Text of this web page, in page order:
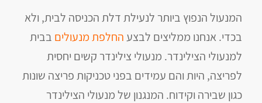
המנעול הנפוץ ביותר לנעילת דלת הכניסה לבית, ולא
בכדי. אנחנו ממליצים לבצעהחלפת מנעולים בבית
למנעולי הצילינדר. מנעולי צילינדר קשים יחסית
לפריצה, היות והם עמידים בפני טכניקות פריצה שונות
כגון שבירה וקידוח. המנגנון של מנעולי הצילינדר